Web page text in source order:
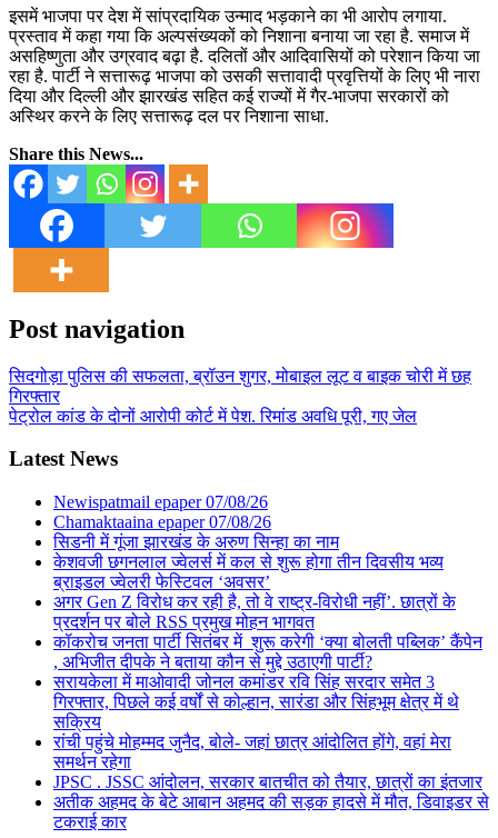
इसमें भाजपा पर देश में सांप्रदायिक उन्माद भड़काने का भी आरोप लगाया.
प्रस्ताव में कहा गया कि अल्पसंख्यकों को निशाना बनाया जा रहा है. समाज में
असहिष्णुता और उग्रवाद बढ़ा है. दलितों और आदिवासियों को परेशान किया जा
रहा है. पार्टी ने सत्तारूढ़ भाजपा को उसकी सत्तावादी प्रवृत्तियों के लिए भी नारा
दिया और दिल्ली और झारखंड सहित कई राज्यों में गैर-भाजपा सरकारों को
अस्थिर करने के लिए सत्तारूढ़ दल पर निशाना साधा.
Share this News...
Post navigation
सिदगोड़ा पुलिस की सफलता, ब्रॉउन शुगर, मोबाइल लूट व बाइक चोरी में छह
गिरफ्तार
पेट्रोल कांड के दोनों आरोपी कोर्ट में पेश. रिमांड अवधि पूरी, गए जेल
Latest News
Newispatmail epaper 07/08/26
Chamaktaaina epaper 07/08/26
सिडनी में गूंजा झारखंड के अरुण सिन्हा का नाम
केशवजी छगनलाल ज्वेलर्स में कल से शुरू होगा तीन दिवसीय भव्य
ब्राइडल ज्वेलरी फेस्टिवल ‘अवसर’
अगर Gen Z विरोध कर रही है, तो वे राष्ट्र-विरोधी नहीं’. छात्रों के
प्रदर्शन पर बोले RSS प्रमुख मोहन भागवत
कॉकरोच जनता पार्टी सितंबर में शुरू करेगी ‘क्या बोलती पब्लिक’ कैंपेन
, अभिजीत दीपके ने बताया कौन से मुद्दे उठाएगी पार्टी?
सरायकेला में माओवादी जोनल कमांडर रवि सिंह सरदार समेत 3
गिरफ्तार, पिछले कई वर्षों से कोल्हान, सारंडा और सिंहभूम क्षेत्र में थे
सक्रिय
रांची पहुंचे मोहम्मद जुनैद, बोले- जहां छात्र आंदोलित होंगे, वहां मेरा
समर्थन रहेगा
JPSC . JSSC आंदोलन, सरकार बातचीत को तैयार, छात्रों का इंतजार
अतीक अहमद के बेटे आबान अहमद की सड़क हादसे में मौत, डिवाइडर से
टकराई कार